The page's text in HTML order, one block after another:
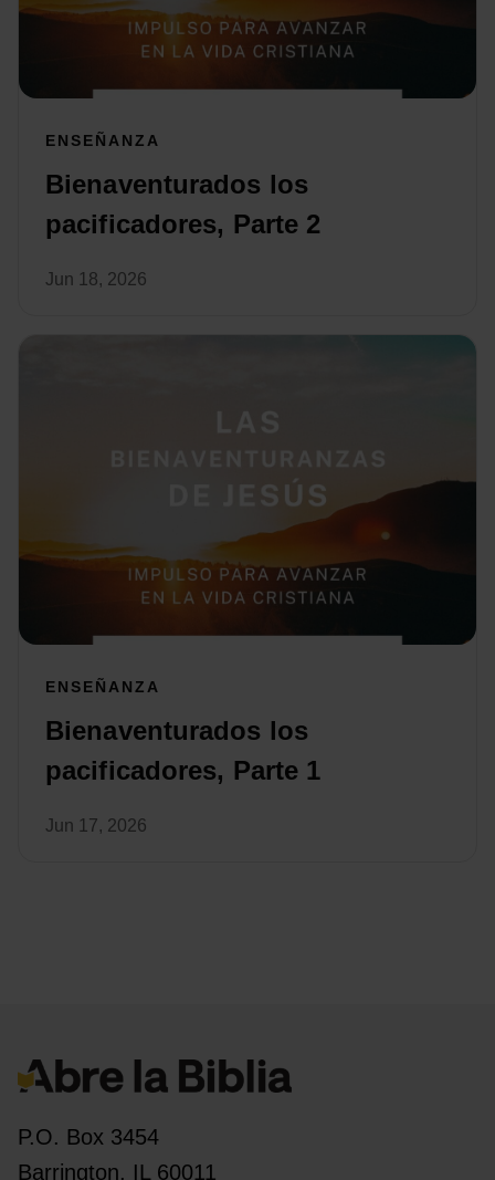
ENSEÑANZA
Bienaventurados los
pacificadores, Parte 2
Jun 18, 2026
ENSEÑANZA
Bienaventurados los
pacificadores, Parte 1
Jun 17, 2026
P.O. Box 3454
Barrington, IL 60011